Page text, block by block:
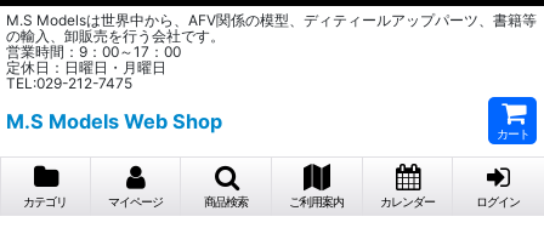
M.S Modelsは世界中から、AFV関係の模型、ディティールアップパーツ、書籍等
の輸入、卸販売を行う会社です。
営業時間：9：00～17：00
定休日：日曜日・月曜日
TEL:029-212-7475
M.S Models Web Shop
カート
カテゴリ マイページ 商品検索 ご利用案内 カレンダー ログイン